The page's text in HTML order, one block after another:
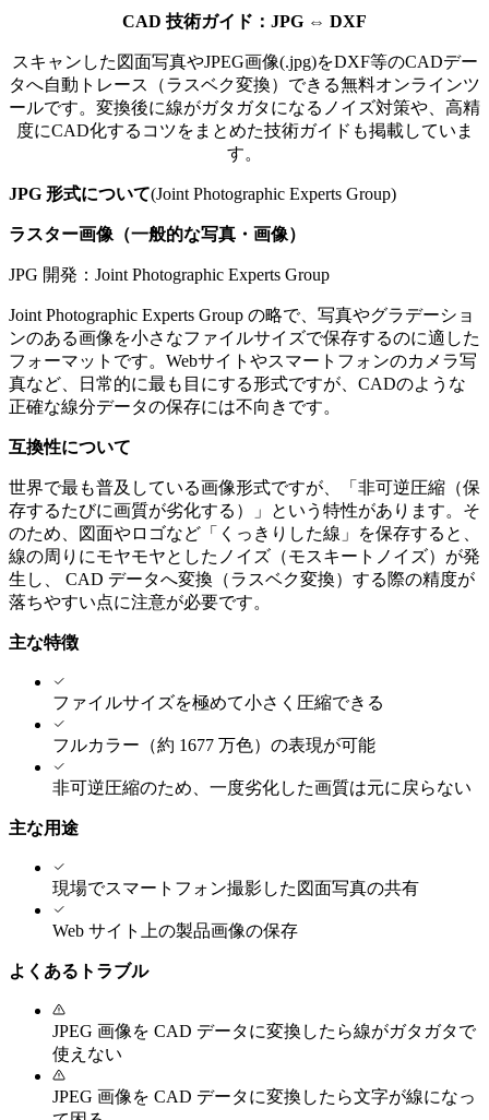
CAD 技術ガイド： JPG ⇔ DXF
スキャンした図面写真やJPEG画像(.jpg)をDXF等のCADデー
タへ自動トレース（ラスベク変換）できる無料オンラインツ
ールです。変換後に線がガタガタになるノイズ対策や、高精
度にCAD化するコツをまとめた技術ガイドも掲載していま
す。
JPG 形式について(Joint Photographic Experts Group)
ラスター画像（一般的な写真・画像）
JPG 開発： Joint Photographic Experts Group
Joint Photographic Experts Group の略で、写真やグラデーショ
ンのある画像を小さなファイルサイズで保存するのに適した
フォーマットです。Webサイトやスマートフォンのカメラ写
真など、日常的に最も目にする形式ですが、CADのような
正確な線分データの保存には不向きです。
互換性について
世界で最も普及している画像形式ですが、「非可逆圧縮（保
存するたびに画質が劣化する）」という特性があります。そ
のため、図面やロゴなど「くっきりした線」を保存すると、
線の周りにモヤモヤとしたノイズ（モスキートノイズ）が発
生し、 CAD データへ変換（ラスベク変換）する際の精度が
落ちやすい点に注意が必要です。
主な特徴
ファイルサイズを極めて小さく圧縮できる
フルカラー（約 1677 万色）の表現が可能
非可逆圧縮のため、一度劣化した画質は元に戻らない
主な用途
現場でスマートフォン撮影した図面写真の共有
Web サイト上の製品画像の保存
よくあるトラブル
JPEG 画像を CAD データに変換したら線がガタガタで
使えない
JPEG 画像を CAD データに変換したら文字が線になっ